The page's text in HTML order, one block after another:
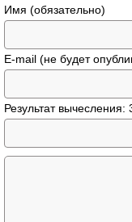
Имя (обязательно)
E-mail (не будет
Результат вычесления: